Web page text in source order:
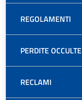
REGOLAMENTI
PERDITE OCCULTE
RECLAMI